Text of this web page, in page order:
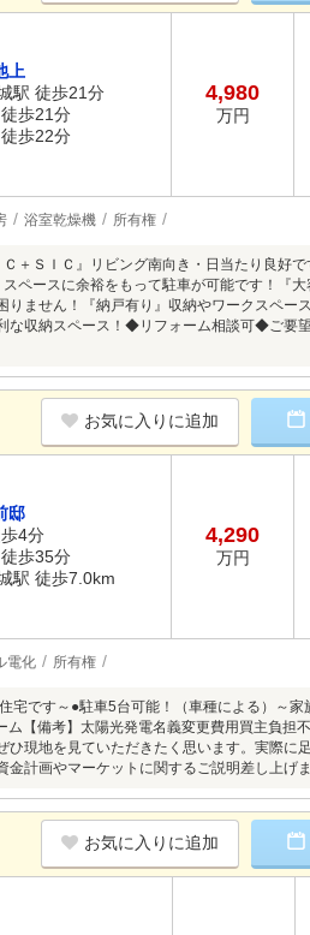
上
駅 徒歩21分
歩21分
歩22分
4,980
万円
浴室乾燥機 所有権
ＳＩＣ』リビング南向き・日当たり良好
ペースに余裕をもって駐車が可能です！『
りません！『納戸有り』収納やワークスペー
な収納スペース！◆リフォーム相談可◆ご要
お気に入りに追加
邸
4分
歩35分
駅 徒歩7.0km
4,290
万円
電化 所有権
宅です～●駐車5台可能！（車種による）～
【備考】太陽光発電名義変更費用買主負担
ひ現地を見ていただきたく思います。実際に
計画やマーケットに関するご説明差し上げ
お気に入りに追加